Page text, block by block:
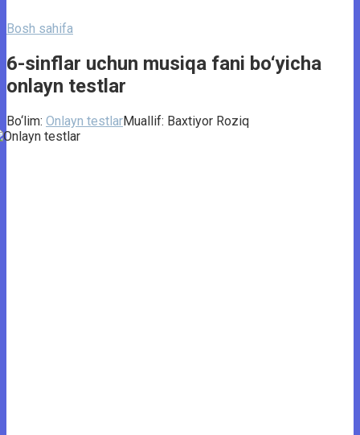
Bosh sahifa
6-sinflar uchun musiqa fani bo‘yicha
onlayn testlar
Bo‘lim: Onlayn testlarMuallif: Baxtiyor Roziq